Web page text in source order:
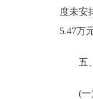
度未安
5.47万
五、
(一)